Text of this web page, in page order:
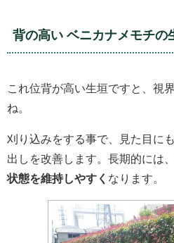
背の高い ベニカナメモチの
これ位背が高い生垣ですと、視
ね。
刈り込みをする事で、見た目に
出しを改善します。長期的には、
状態を維持しやすく なります。